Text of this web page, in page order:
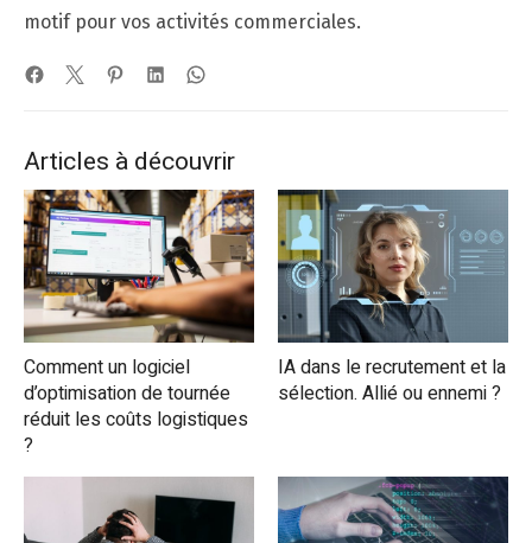
motif pour vos activités commerciales.
Articles à découvrir
Comment un logiciel
d’optimisation de tournée
réduit les coûts logistiques
?
IA dans le recrutement et la
sélection. Allié ou ennemi ?